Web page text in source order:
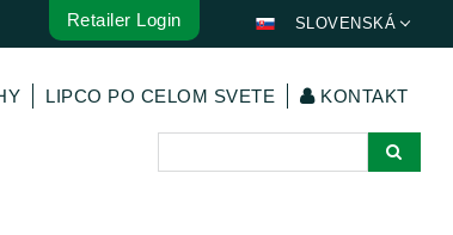
ENGLISH
FRANÇAIS
ESPAÑOL
SLOVENSKÁ
Retailer Login
LIPCO PO CELOM SVETE KONTAKT